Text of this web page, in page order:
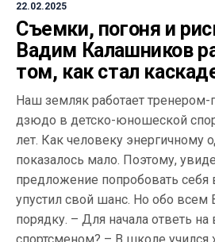
22.02.2025
Съемки, погоня и
Вадим Калашников
том, как стал
Наш земляк работает тренером-
дзюдо в детско-юношеской
лет. Как человеку энергичному
показалось мало. Поэтому,
предложение попробовать себя
упустил свой шанс. Но обо всем
порядку. – Для начала ответь на